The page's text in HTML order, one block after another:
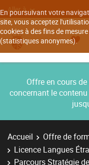
En poursuivant votre
site, vous acceptez
cookies à des fins de
(statistiques anonymes).
Aller à
Offre en cours
concernant le
Accueil Offre de
Licence Langues
Parcours Stratégie